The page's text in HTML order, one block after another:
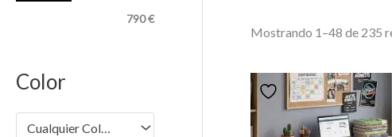
rr
790 €
Color
Cualquier Color
Mostrando 1–48 de 235